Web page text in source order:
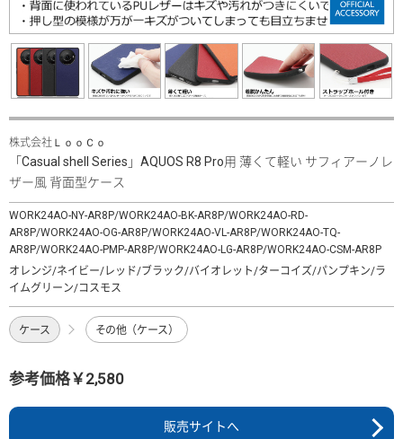
株式会社ＬｏｏＣｏ
「Casual shell Series」AQUOS R8 Pro用 薄くて軽い サフィアーノレ
ザー風 背面型ケース
WORK24AO-NY-AR8P/WORK24AO-BK-AR8P/WORK24AO-RD-
AR8P/WORK24AO-OG-AR8P/WORK24AO-VL-AR8P/WORK24AO-TQ-
AR8P/WORK24AO-PMP-AR8P/WORK24AO-LG-AR8P/WORK24AO-CSM-AR8P
オレンジ/ネイビー/レッド/ブラック/バイオレット/ターコイズ/パンプキン/ラ
イムグリーン/コスモス
ケース その他（ケース）
参考価格￥2,580
販売サイトへ